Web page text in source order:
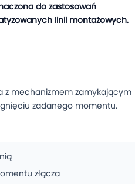
do zastosowań
linii montażowych.
z mechanizmem zamykającym
zadanego momentu.
złącza